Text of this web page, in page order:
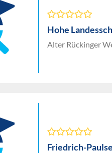
Hohe
Alter Rückinger
Friedrich-